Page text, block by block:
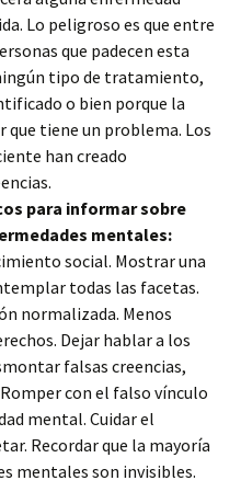
Lo peligroso es que entre
que padecen esta
tipo de tratamiento,
o bien porque la
que tiene un problema. Los
han creado
para informar sobre
mentales:
social. Mostrar una
todas las facetas.
normalizada. Menos
Dejar hablar a los
falsas creencias,
con el falso vínculo
mental. Cuidar el
Recordar que la mayoría
mentales son invisibles.